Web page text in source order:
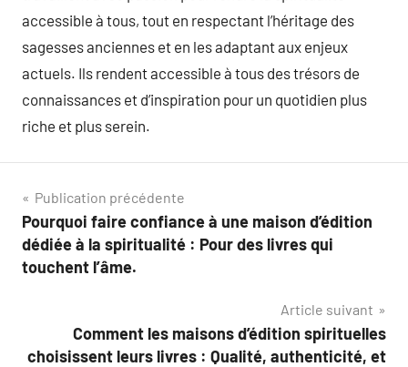
accessible à tous, tout en respectant l’héritage des
sagesses anciennes et en les adaptant aux enjeux
actuels. Ils rendent accessible à tous des trésors de
connaissances et d’inspiration pour un quotidien plus
riche et plus serein.
Navigation
de
l’article
Publication précédente
Pourquoi faire confiance à une maison d’édition
dédiée à la spiritualité : Pour des livres qui
touchent l’âme.
Article suivant
Comment les maisons d’édition spirituelles
choisissent leurs livres : Qualité, authenticité, et